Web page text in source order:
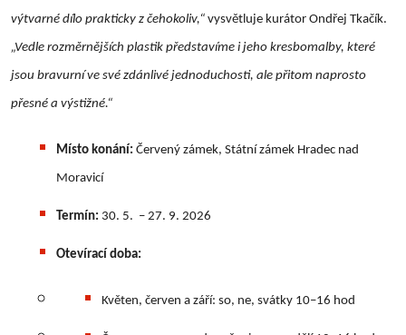
výtvarné dílo prakticky z čehokoliv,“ vysvětluje kurátor Ondřej Tkačík.
„Vedle rozměrnějších plastik představíme i jeho kresbomalby, které
jsou bravurní ve své zdánlivé jednoduchosti, ale přitom naprosto
přesné a výstižné.“
Místo konání: Červený zámek, Státní zámek Hradec nad
Moravicí
Termín: 30. 5. – 27. 9. 2026
Otevírací doba:
Květen, červen a září: so, ne, svátky 10–16 hod